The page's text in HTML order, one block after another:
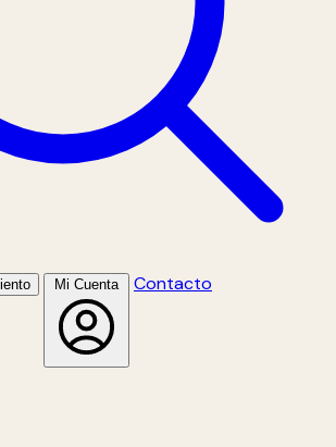
Mi Cuenta Contacto